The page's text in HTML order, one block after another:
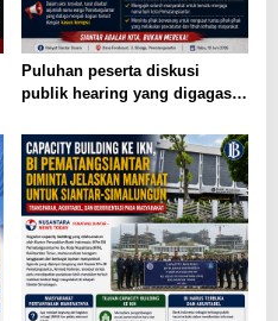
Puluhan peserta diskusi
publik hearing yang digagas